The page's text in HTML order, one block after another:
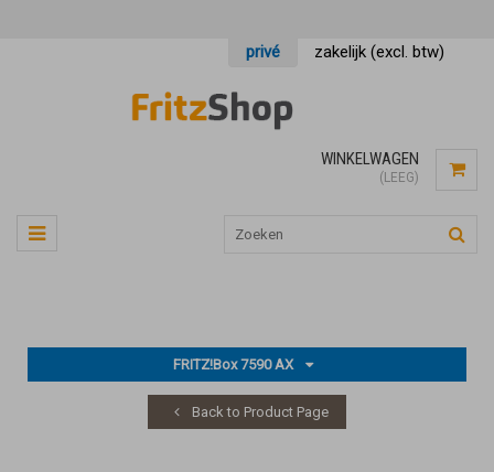
privé zakelijk (excl. btw)
WINKELWAGEN
(LEEG)
FRITZ!Box 7590 AX
Back to Product Page